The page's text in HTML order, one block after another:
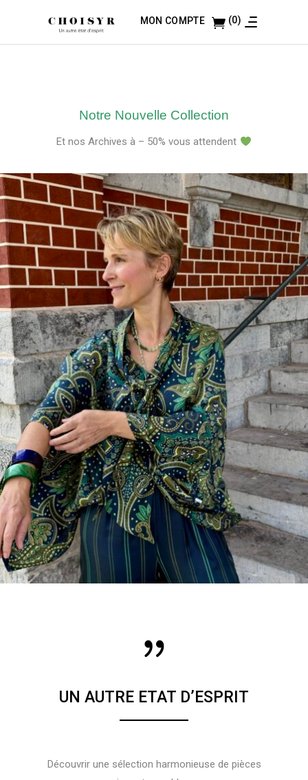
MON COMPTE (0)
Notre Nouvelle Collection
Et nos Archives à – 50% vous attendent
UN AUTRE ETAT D’ESPRIT
Découvrir une sélection harmonieuse de pièces